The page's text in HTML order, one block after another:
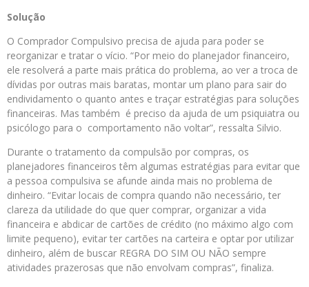
Solução
O Comprador Compulsivo precisa de ajuda para poder se
reorganizar e tratar o vício. “Por meio do planejador financeiro,
ele resolverá a parte mais prática do problema, ao ver a troca de
dívidas por outras mais baratas, montar um plano para sair do
endividamento o quanto antes e traçar estratégias para soluções
financeiras. Mas também é preciso da ajuda de um psiquiatra ou
psicólogo para o comportamento não voltar”, ressalta Silvio.
Durante o tratamento da compulsão por compras, os
planejadores financeiros têm algumas estratégias para evitar que
a pessoa compulsiva se afunde ainda mais no problema de
dinheiro. “Evitar locais de compra quando não necessário, ter
clareza da utilidade do que quer comprar, organizar a vida
financeira e abdicar de cartões de crédito (no máximo algo com
limite pequeno), evitar ter cartões na carteira e optar por utilizar
dinheiro, além de buscar REGRA DO SIM OU NÃO sempre
atividades prazerosas que não envolvam compras”, finaliza.